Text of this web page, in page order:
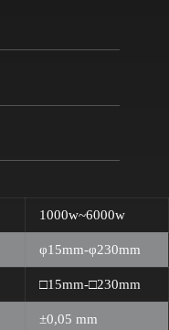
1000w~6000w
φ15mm-φ230mm
□15mm-□230mm
±0,05 mm